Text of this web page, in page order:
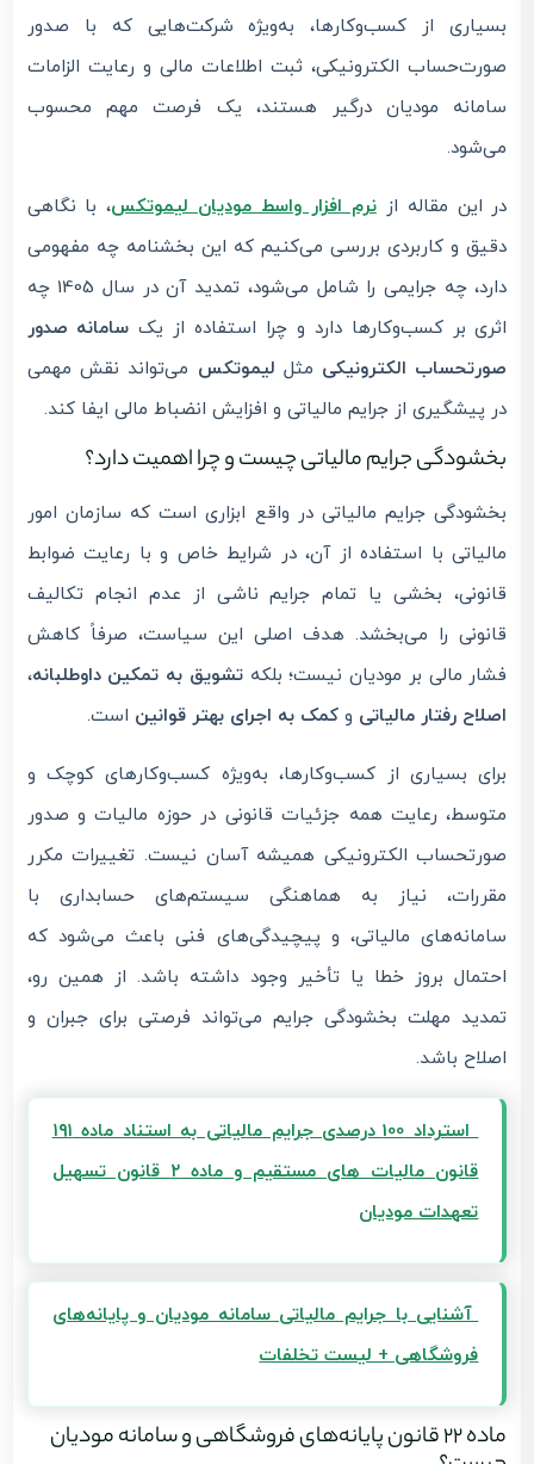
بسیاری از کسب‌وکارها، به‌ویژه شرکت‌هایی که با صدور
صورت‌حساب الکترونیکی، ثبت اطلاعات مالی و رعایت الزامات
سامانه مودیان درگیر هستند، یک فرصت مهم محسوب
می‌شود.
در این مقاله ازنرم افزار واسط مودیان لیموتکس، با نگاهی
دقیق و کاربردی بررسی می‌کنیم که این بخشنامه چه مفهومی
دارد، چه جرایمی را شامل می‌شود، تمدید آن در سال 1405 چه
اثری بر کسب‌وکارها دارد و چرا استفاده از یک سامانه صدور
صورتحساب الکترونیکی مثل لیموتکس می‌تواند نقش مهمی
در پیشگیری از جرایم مالیاتی و افزایش انضباط مالی ایفا کند.
بخشودگی جرایم مالیاتی چیست و چرا اهمیت دارد؟
بخشودگی جرایم مالیاتی در واقع ابزاری است که سازمان امور
مالیاتی با استفاده از آن، در شرایط خاص و با رعایت ضوابط
قانونی، بخشی یا تمام جرایم ناشی از عدم انجام تکالیف
قانونی را می‌بخشد. هدف اصلی این سیاست، صرفاً کاهش
فشار مالی بر مودیان نیست؛ بلکهتشویق به تمکین داوطلبانه،
اصلاح رفتار مالیاتی و کمک به اجرای بهتر قوانین است.
برای بسیاری از کسب‌وکارها، به‌ویژه کسب‌وکارهای کوچک و
متوسط، رعایت همه جزئیات قانونی در حوزه مالیات و صدور
صورتحساب الکترونیکی همیشه آسان نیست. تغییرات مکرر
مقررات، نیاز به هماهنگی سیستم‌های حسابداری با
سامانه‌های مالیاتی، و پیچیدگی‌های فنی باعث می‌شود که
احتمال بروز خطا یا تأخیر وجود داشته باشد. از همین رو،
تمدید مهلت بخشودگی جرایم می‌تواند فرصتی برای جبران و
اصلاح باشد.
استرداد 100 درصدی جرایم مالیاتی به استناد ماده ۱۹۱
قانون مالیات های مستقیم و ماده ۲ قانون تسهیل
تعهدات مودیان
آشنایی با جرایم مالیاتی سامانه مودیان و پایانه‌های
فروشگاهی + لیست تخلفات
ماده 22 قانون پایانه‌های فروشگاهی و سامانه مودیان